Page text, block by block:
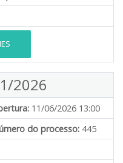
2026
11/06/2026 13:00
do processo: 445